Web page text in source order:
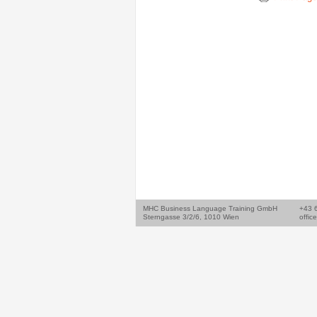
MHC Business Language Training GmbH
Sterngasse 3/2/6, 1010 Wien
+43